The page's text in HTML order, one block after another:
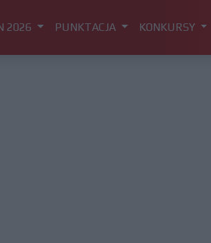
2026 PUNKTACJA KONKURSY